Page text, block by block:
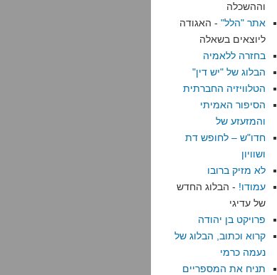
וההשכלה
אתר "הלל" - האגודה
ליוצאים בשאלה
בחזרה ללאמיה
הבלוג של "יש דין"
הטלוויזיה החברתית
הסיפור האמיתי
והמזעזע של
חדו"ש – לחופש דת
ושוויון
לא מזיק ברובו
עמודו! - הבלוג החדש
של עדיגי
פרויקט בן יהודה
קרוא וכתוב, הבלוג של
נעמה כרמי
תניח את המספריים